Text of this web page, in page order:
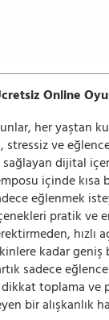
Online
her yaştan
stressiz ve
dijital
içinde kısa
eğlenmek
pratik ve
hızlı
kadar
sadece
toplama ve
bir alışkanlık